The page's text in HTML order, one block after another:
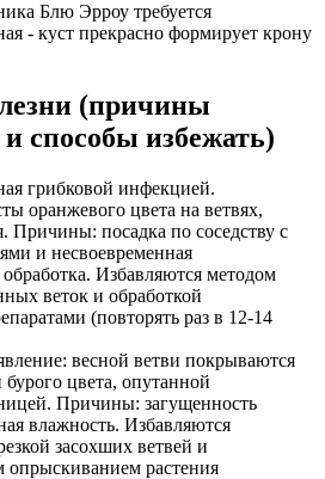
Блю Эрроу требуется
- куст прекрасно формирует крону
(причины
способы избежать)
грибковой инфекцией.
оранжевого цвета на ветвях,
Причины: посадка по соседству с
и несвоевременная
Избавляются методом
веток и обработкой
(повторять раз в 12-14
весной ветви покрываются
цвета, опутанной
Причины: загущенность
влажность. Избавляются
засохших ветвей и
опрыскиванием растения